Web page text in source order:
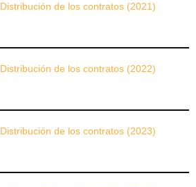
Distribución de los contratos (2021)
Distribución de los contratos (2022)
Distribución de los contratos (2023)